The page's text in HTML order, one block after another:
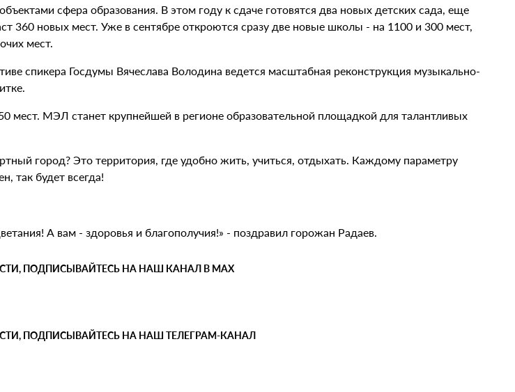
сфера образования. В этом году к сдаче готовятся два новых детских сада, еще
360 новых мест. Уже в сентябре откроются сразу две новые школы - на 1100 и 300 мест,
мест.
спикера Госдумы Вячеслава Володина ведется масштабная реконструкция музыкально-
мест. МЭЛ станет крупнейшей в регионе образовательной площадкой для талантливых
город? Это территория, где удобно жить, учиться, отдыхать. Каждому параметру
так будет всегда!
А вам - здоровья и благополучия!» - поздравил горожан Радаев.
ПОДПИСЫВАЙТЕСЬ НА НАШ КАНАЛ В MAX
ПОДПИСЫВАЙТЕСЬ НА НАШ ТЕЛЕГРАМ-КАНАЛ